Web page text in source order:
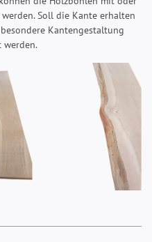
Soll die Kante erhalten
Kantengestaltung
werden.